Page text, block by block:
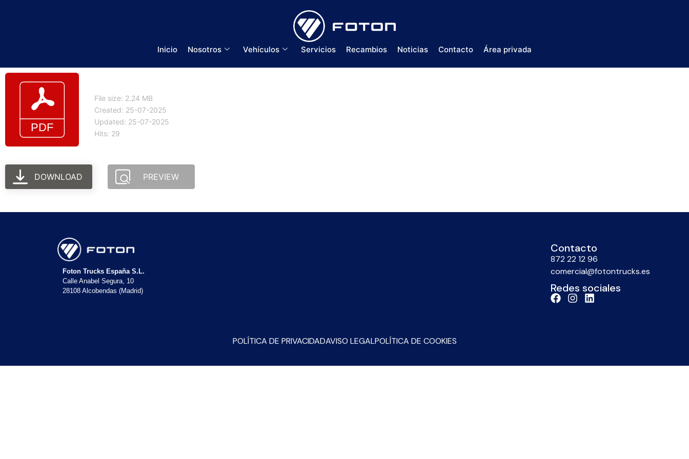
Inicio Nosotros Vehículos Servicios Recambios Noticias Contacto Área privada
File size: 2.24 MB
Created: 25-07-2025
Updated: 25-07-2025
Hits: 29
DOWNLOAD PREVIEW
Foton Trucks España S.L.
Calle Anabel Segura, 10
28108 Alcobendas (Madrid)
Contacto
872 22 12 96
comercial@fotontrucks.es
Redes sociales
POLÍTICA DE PRIVACIDADAVISO LEGALPOLÍTICA DE COOKIES